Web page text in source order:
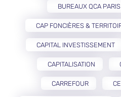
BUREAUX QCA PARIS
CAP FONCIÈRES &
CAPITAL INVESTISSEMENT
CAPITALISATION
CARREFOUR